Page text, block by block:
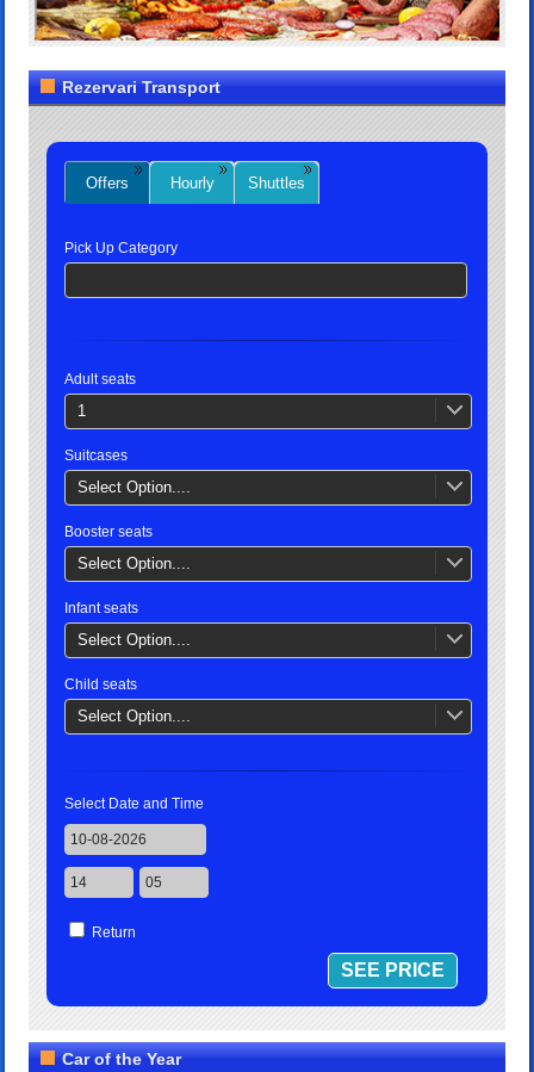
Rezervari Transport
Offers Hourly Shuttles
Pick Up Category
Adult seats
1
Suitcases
Select Option....
Booster seats
Select Option....
Infant seats
Select Option....
Child seats
Select Option....
Select Date and Time
Return
Car of the Year